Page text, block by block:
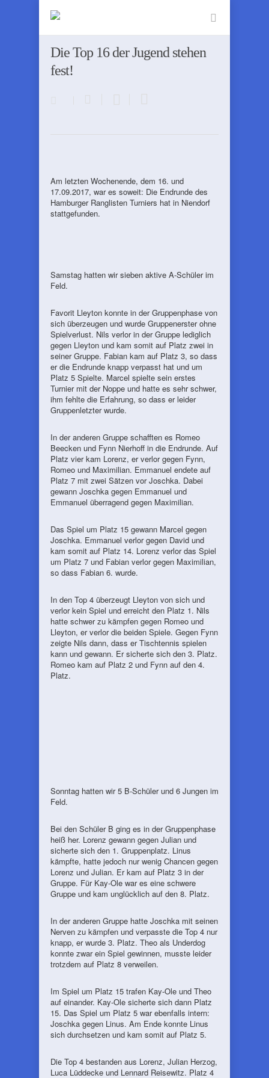
Die Top 16 der Jugend stehen
fest!
Am letzten Wochenende, dem 16. und
17.09.2017, war es soweit: Die Endrunde des
Hamburger Ranglisten Turniers hat in Niendorf
stattgefunden.
Samstag hatten wir sieben aktive A-Schüler im
Feld.
Favorit Lleyton konnte in der Gruppenphase von
sich überzeugen und wurde Gruppenerster ohne
Spielverlust. Nils verlor in der Gruppe lediglich
gegen Lleyton und kam somit auf Platz zwei in
seiner Gruppe. Fabian kam auf Platz 3, so dass
er die Endrunde knapp verpasst hat und um
Platz 5 Spielte. Marcel spielte sein erstes
Turnier mit der Noppe und hatte es sehr schwer,
ihm fehlte die Erfahrung, so dass er leider
Gruppenletzter wurde.
In der anderen Gruppe schafften es Romeo
Beecken und Fynn Nierhoff in die Endrunde. Auf
Platz vier kam Lorenz, er verlor gegen Fynn,
Romeo und Maximilian. Emmanuel endete auf
Platz 7 mit zwei Sätzen vor Joschka. Dabei
gewann Joschka gegen Emmanuel und
Emmanuel überragend gegen Maximilian.
Das Spiel um Platz 15 gewann Marcel gegen
Joschka. Emmanuel verlor gegen David und
kam somit auf Platz 14. Lorenz verlor das Spiel
um Platz 7 und Fabian verlor gegen Maximilian,
so dass Fabian 6. wurde.
In den Top 4 überzeugt Lleyton von sich und
verlor kein Spiel und erreicht den Platz 1. Nils
hatte schwer zu kämpfen gegen Romeo und
Lleyton, er verlor die beiden Spiele. Gegen Fynn
zeigte Nils dann, dass er Tischtennis spielen
kann und gewann. Er sicherte sich den 3. Platz.
Romeo kam auf Platz 2 und Fynn auf den 4.
Platz.
Sonntag hatten wir 5 B-Schüler und 6 Jungen im
Feld.
Bei den Schüler B ging es in der Gruppenphase
heiß her. Lorenz gewann gegen Julian und
sicherte sich den 1. Gruppenplatz. Linus
kämpfte, hatte jedoch nur wenig Chancen gegen
Lorenz und Julian. Er kam auf Platz 3 in der
Gruppe. Für Kay-Ole war es eine schwere
Gruppe und kam unglücklich auf den 8. Platz.
In der anderen Gruppe hatte Joschka mit seinen
Nerven zu kämpfen und verpasste die Top 4 nur
knapp, er wurde 3. Platz. Theo als Underdog
konnte zwar ein Spiel gewinnen, musste leider
trotzdem auf Platz 8 verweilen.
Im Spiel um Platz 15 trafen Kay-Ole und Theo
auf einander. Kay-Ole sicherte sich dann Platz
15. Das Spiel um Platz 5 war ebenfalls intern:
Joschka gegen Linus. Am Ende konnte Linus
sich durchsetzen und kam somit auf Platz 5.
Die Top 4 bestanden aus Lorenz, Julian Herzog,
Luca Lüddecke und Lennard Reisewitz. Platz 4